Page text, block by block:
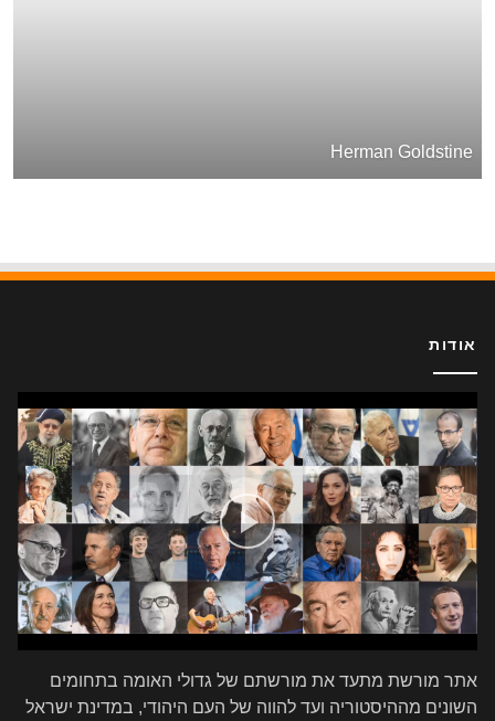
Herman Goldstine
אודות
אתר מורשת מתעד את מורשתם של גדולי האומה בתחומים
השונים מההיסטוריה ועד להווה של העם היהודי, במדינת ישראל